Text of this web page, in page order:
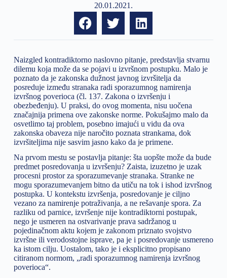
20.01.2021.
Naizgled kontradiktorno naslovno pitanje, predstavlja stvarnu
dilemu koja može da se pojavi u izvršnom postupku. Malo je
poznato da je zakonska dužnost javnog izvršitelja da
posreduje između stranaka radi sporazumnog namirenja
izvršnog poverioca (čl. 137. Zakona o izvršenju i
obezbeđenju). U praksi, do ovog momenta, nisu uočena
značajnija primena ove zakonske norme. Pokušajmo malo da
osvetlimo taj problem, posebno imajući u vidu da ova
zakonska obaveza nije naročito poznata strankama, dok
izvršiteljima nije sasvim jasno kako da je primene.
Na prvom mestu se postavlja pitanje: šta uopšte može da bude
predmet posredovanja u izvršenju? Zaista, izuzetno je uzak
procesni prostor za sporazumevanje stranaka. Stranke ne
mogu sporazumevanjem bitno da utiču na tok i ishod izvršnog
postupka. U kontekstu izvršenja, posredovanje je ciljno
vezano za namirenje potraživanja, a ne rešavanje spora. Za
razliku od parnice, izvršenje nije kontradiktorni postupak,
nego je usmeren na ostvarivanje prava sadržanog u
pojedinačnom aktu kojem je zakonom priznato svojstvo
izvršne ili verodostojne isprave, pa je i posredovanje usmereno
ka istom cilju. Uostalom, tako je i eksplicitno propisano
citiranom normom, „radi sporazumnog namirenja izvršnog
poverioca“.